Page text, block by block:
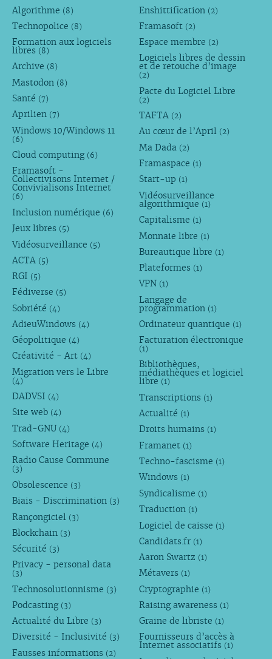
Algorithme (8)
Technopolice (8)
Formation aux logiciels
libres (8)
Archive (8)
Mastodon (8)
Santé (7)
Aprilien (7)
Windows 10/Windows 11
(6)
Cloud computing (6)
Framasoft -
Collectivisons Internet /
Convivialisons Internet
(6)
Inclusion numérique (6)
Jeux libres (5)
Vidéosurveillance (5)
ACTA (5)
RGI (5)
Fédiverse (5)
Sobriété (4)
AdieuWindows (4)
Géopolitique (4)
Créativité - Art (4)
Migration vers le Libre
(4)
DADVSI (4)
Site web (4)
Trad-GNU (4)
Software Heritage (4)
Radio Cause Commune
(3)
Obsolescence (3)
Biais - Discrimination (3)
Rançongiciel (3)
Blockchain (3)
Sécurité (3)
Privacy - personal data
(3)
Technosolutionnisme (3)
Podcasting (3)
Actualité du Libre (3)
Diversité - Inclusivité (3)
Fausses informations (2)
Enshittification (2)
Framasoft (2)
Espace membre (2)
Logiciels libres de dessin
et de retouche d’image
(2)
Pacte du Logiciel Libre
(2)
TAFTA (2)
Au cœur de l’April (2)
Ma Dada (2)
Framaspace (1)
Start-up (1)
Vidéosurveillance
algorithmique (1)
Capitalisme (1)
Monnaie libre (1)
Bureautique libre (1)
Plateformes (1)
VPN (1)
Langage de
programmation (1)
Ordinateur quantique (1)
Facturation électronique
(1)
Bibliothèques,
médiathèques et logiciel
libre (1)
Transcriptions (1)
Actualité (1)
Droits humains (1)
Framanet (1)
Techno-fascisme (1)
Windows (1)
Syndicalisme (1)
Traduction (1)
Logiciel de caisse (1)
Candidats.fr (1)
Aaron Swartz (1)
Métavers (1)
Cryptographie (1)
Raising awareness (1)
Graine de libriste (1)
Fournisseurs d’accès à
Internet associatifs (1)